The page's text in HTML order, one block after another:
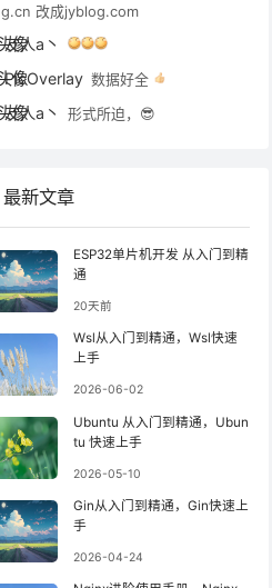
g.cn 改成jyblog.com
友人a丶
PicOverlay 数据好全
友人a丶 形式所迫，😎
最新文章
ESP32单片机开发 从入门到精
通
20天前
Wsl从入门到精通，Wsl快速
上手
2026-06-02
Ubuntu 从入门到精通，Ubun
tu 快速上手
2026-05-10
Gin从入门到精通，Gin快速上
手
2026-04-24